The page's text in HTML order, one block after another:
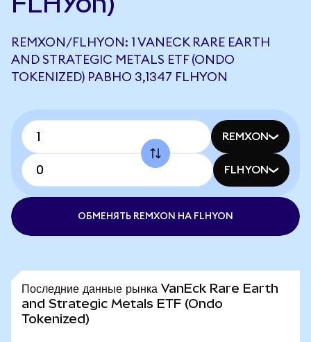
REMXON/FLHYON: 1 VANECK RARE EARTH
AND STRATEGIC METALS ETF (ONDO
TOKENIZED) РАВНО 3,1347 FLHYON
REMXON
FLHYON
ОБМЕНЯТЬ REMXON НА FLHYON
Последние данные рынка VanEck Rare Earth
and Strategic Metals ETF (Ondo
Tokenized)